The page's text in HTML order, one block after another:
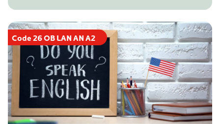
Code 26 OB LAN AN A2